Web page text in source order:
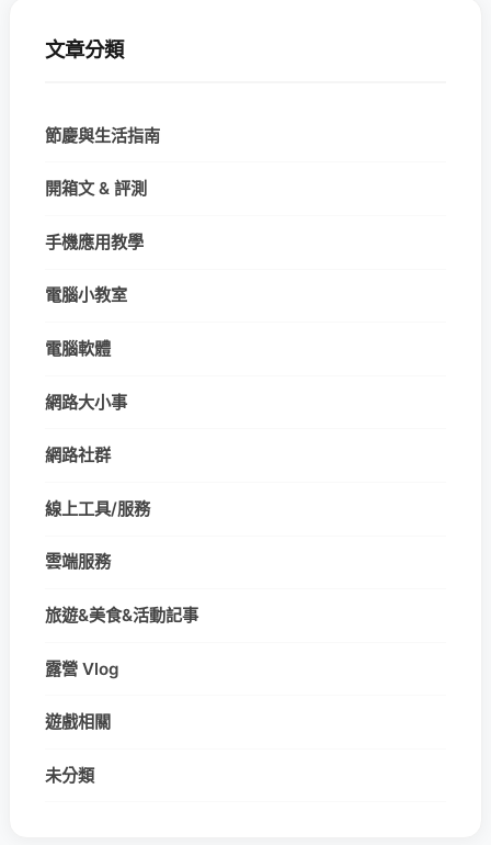
文章分類
節慶與生活指南
開箱文 & 評測
手機應用教學
電腦小教室
電腦軟體
網路大小事
網路社群
線上工具/服務
雲端服務
旅遊&美食&活動記事
露營 Vlog
遊戲相關
未分類